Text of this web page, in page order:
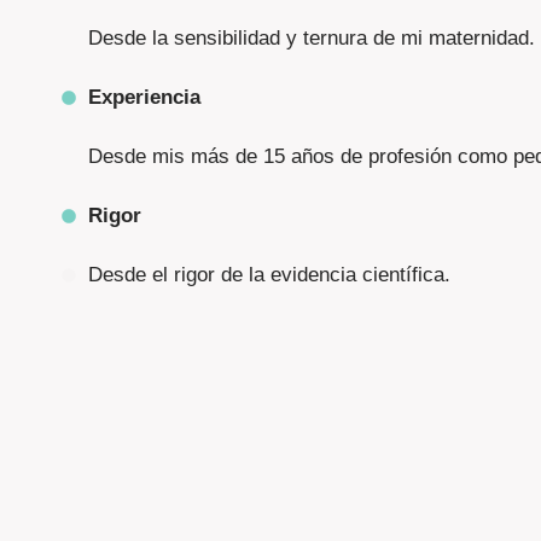
Desde la sensibilidad y ternura de mi maternidad.
Experiencia
Desde mis más de 15 años de profesión como
Rigor
Desde el rigor de la evidencia científica.